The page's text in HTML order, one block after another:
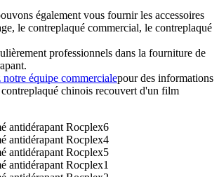
également vous fournir les accessoires
le contreplaqué commercial, le contreplaqué
professionnels dans la fourniture de
notre équipe commercialepour des informations
chinois recouvert d'un film